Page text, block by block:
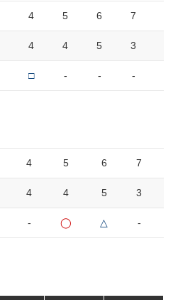
4 5 6 7
4 4 5 3
□ - - -
4 5 6 7
4 4 5 3
- ◯ △ -